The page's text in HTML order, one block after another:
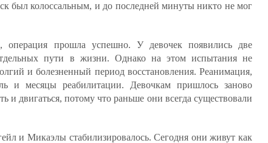
был колоссальным, и до последней минуты никто не мог
операция прошла успешно. У девочек появились две
пути в жизни. Однако на этом испытания не
и болезненный период восстановления. Реанимация,
и месяцы реабилитации. Девочкам пришлось заново
и двигаться, потому что раньше они всегда существовали
и Микаэлы стабилизировалось. Сегодня они живут как